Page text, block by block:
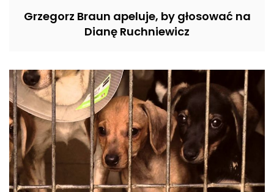
Grzegorz Braun apeluje, by głosować na
Dianę Ruchniewicz